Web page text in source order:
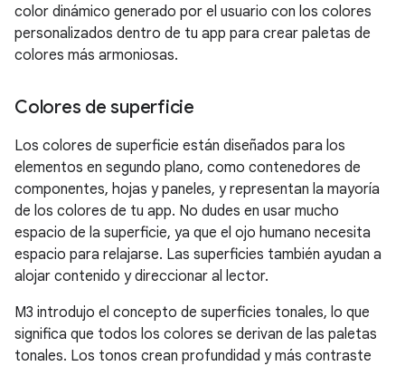
color dinámico generado por el usuario con los colores
personalizados dentro de tu app para crear paletas de
colores más armoniosas.
Colores de superficie
Los colores de superficie están diseñados para los
elementos en segundo plano, como contenedores de
componentes, hojas y paneles, y representan la mayoría
de los colores de tu app. No dudes en usar mucho
espacio de la superficie, ya que el ojo humano necesita
espacio para relajarse. Las superficies también ayudan a
alojar contenido y direccionar al lector.
M3 introdujo el concepto de superficies tonales, lo que
significa que todos los colores se derivan de las paletas
tonales. Los tonos crean profundidad y más contraste